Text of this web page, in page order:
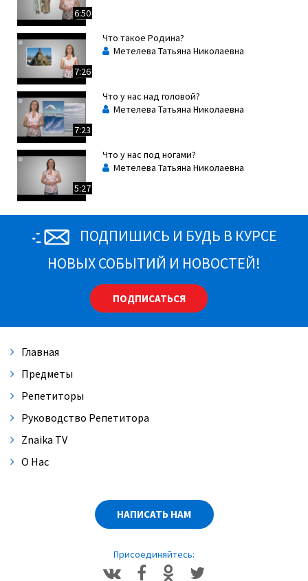
6:50
7:26
Что такое Родина?
Метелева Татьяна Николаевна
7:23
Что у нас над головой?
Метелева Татьяна Николаевна
5:27
Что у нас под ногами?
Метелева Татьяна Николаевна
ПОДПИШИСЬ И БУДЬ В КУРСЕ
НОВЫХ СОБЫТИЙ И НОВОСТЕЙ!
ПОДПИСАТЬСЯ
Главная
Предметы
Репетиторы
Руководство Репетитора
Znaika TV
О Нас
НАПИСАТЬ НАМ
Присоединяйтесь: